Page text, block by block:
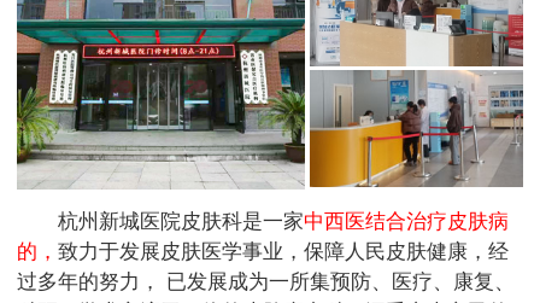
杭州新城医院皮肤科是一家中西医结合治疗皮肤病
的， 致力于发展皮肤医学事业，保障人民皮肤健康，经
过多年的努力， 已发展成为一所集预防、医疗、康复、